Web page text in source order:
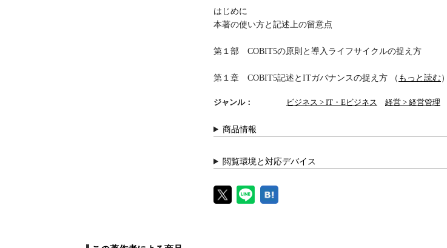
はじめに
本著の使い方と記述上の留意点
第１部 COBIT5の原則と導入ライフサイクルの捉え方
第１章 COBIT5記述とITガバナンスの捉え方 （ もっと読む）
ジャンル： ビジネス > IT・Eビジネス 経営 > 経営管理
商品情報
閲覧環境と対応デバイス